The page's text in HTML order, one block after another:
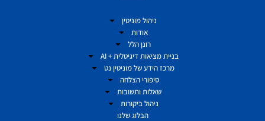
ניהול מוניטין
אודות
רונן הלל
בניית מציאות דיגיטלית + AI
מרכז הידע של מוניטין נט
סיפורי הצלחה
שאלות ותשובות
ניהול ביקורות
הבלוג שלנו